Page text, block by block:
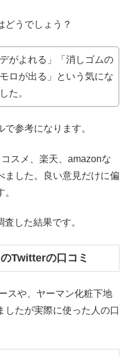
どうでしょう？
がよれる」「消しゴムの
ロが出る」という気にな
た。
参考になります。
スメ、楽天、amazonな
ました。良い意見だけに偏
した結果です。
Twitterの口コミ
スや、ヤーマン化粧下地
したが実際に使った人の口